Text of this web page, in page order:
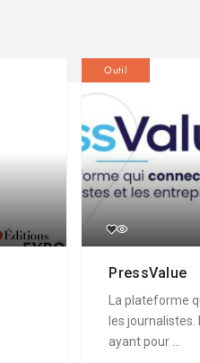
Outil
PressValue
La plateforme
les
ayant pour ...